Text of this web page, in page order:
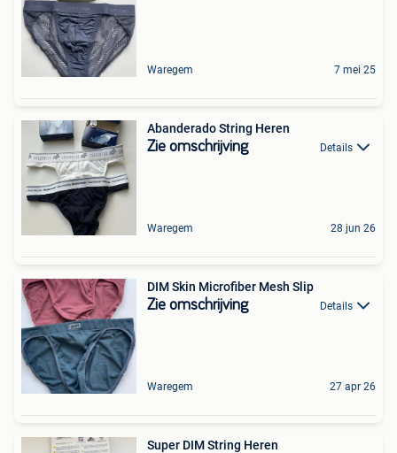
Waregem 7 mei 25
Abanderado String Heren
Zie omschrijving Details
Waregem 28 jun 26
DIM Skin Microfiber Mesh Slip
Zie omschrijving Details
Waregem 27 apr 26
Super DIM String Heren